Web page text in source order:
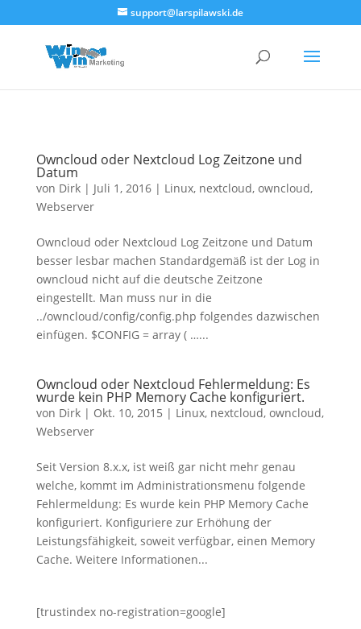
support@larspilawski.de
Owncloud oder Nextcloud Log Zeitzone und
Datum
von Dirk| Juli 1, 2016| Linux, nextcloud, owncloud,
Webserver
Owncloud oder Nextcloud Log Zeitzone und Datum
besser lesbar machen Standardgemäß ist der Log in
owncloud nicht auf die deutsche Zeitzone
eingestellt. Man muss nur in die
../owncloud/config/config.php folgendes dazwischen
einfügen. $CONFIG = array ( …...
Owncloud oder Nextcloud Fehlermeldung: Es
wurde kein PHP Memory Cache konfiguriert.
von Dirk| Okt. 10, 2015 | Linux, nextcloud, owncloud,
Webserver
Seit Version 8.x.x, ist weiß gar nicht mehr genau
welche, kommt im Administrationsmenu folgende
Fehlermeldung: Es wurde kein PHP Memory Cache
konfiguriert. Konfiguriere zur Erhöhung der
Leistungsfähigkeit, soweit verfügbar, einen Memory
Cache. Weitere Informationen...
[trustindex no-registration=google]